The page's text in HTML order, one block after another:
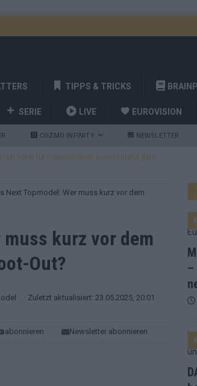
TIPPS & TRICKS
SERIE LIVE EUROVISION
COZMO INFINITY NEWSLETTER
sorgt für Diskussionen, Deutschland geht
ESC-Finale wird eine Party
aufgestiegen – alle 25 Acts im Kurzcheck
70 Jahre ESC-Wertungsgeschichte!
Next Topmodel: Wer muss kurz vor dem
muss kurz vor dem
Out?
· Zuletzt aktualisiert: 23.05.2025, 20:01
abonnieren Newsletter abonnieren
–